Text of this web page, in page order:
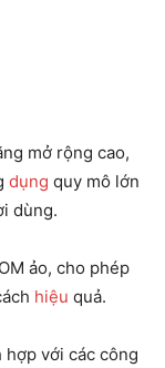
mở rộng cao,
dụng quy mô lớn
dùng.
ảo, cho phép
hiệu quả.
hợp với các công